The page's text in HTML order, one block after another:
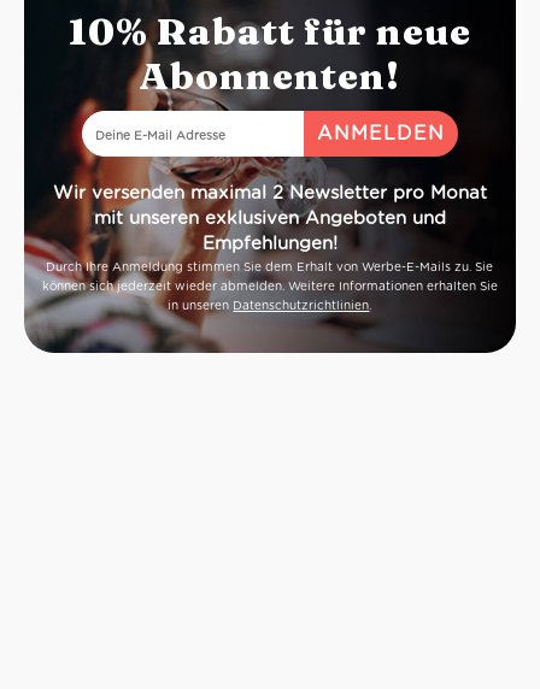
10% Rabatt für neue
Abonnenten!
Wir versenden maximal 2 Newsletter pro Monat
mit unseren exklusiven Angeboten und
Empfehlungen!
Durch Ihre Anmeldung stimmen Sie dem Erhalt von Werbe-E-Mails zu. Sie
können sich jederzeit wieder abmelden. Weitere Informationen erhalten Sie
in unseren Datenschutzrichtlinien